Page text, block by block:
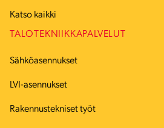
Katso kaikki
TALOTEKNIIKKAPALVELUT
Sähköasennukset
LVI-asennukset
Rakennustekniset työt